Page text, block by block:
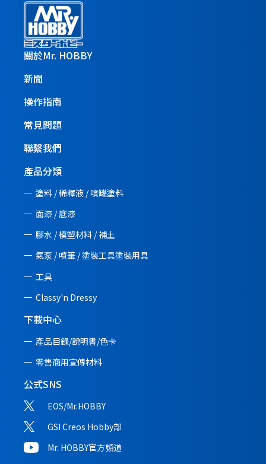
關於Mr. HOBBY
新聞
操作指南
常見問題
聯繫我們
產品分類
塗料 / 稀釋液 / 噴罐塗料
面漆 / 底漆
膠水 / 模塑材料 / 補土
氣泵 / 噴筆 / 塗裝工具塗裝用具
工具
Classy'n Dressy
下載中心
產品目錄/說明書/色卡
零售商用宣傳材料
公式SNS
EOS/Mr.HOBBY
GSI Creos Hobby部
Mr. HOBBY官方頻道